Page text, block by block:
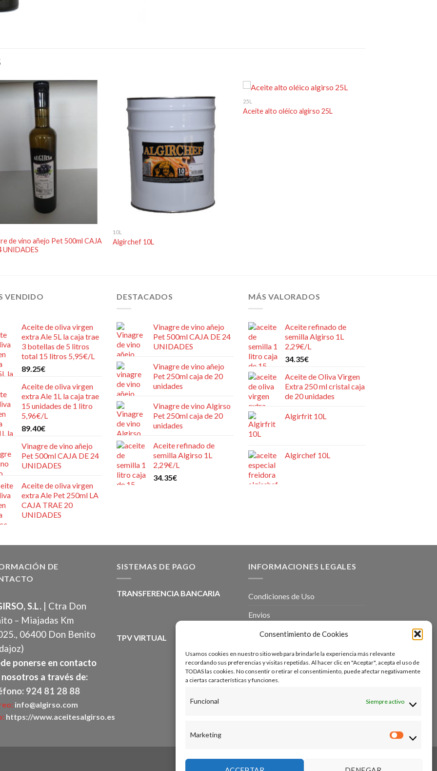
Consentimiento de Cookies
Usamos cookies en nuestro sitio web para brindarle la experiencia más relevante
recordando sus preferencias y visitas repetidas. Al hacer clic en "Aceptar", acepta el uso de
TODAS las cookies. No consentir o retirar el consentimiento, puede afectar negativamente
a ciertas características y funciones.
Funcional Siempre activo
Marketing
de vino añejo Pet 500ml CAJA
UNIDADES
Añadir
a la
lista de
10L
Algirchef 10L
25L
Aceite alto oléico algirso 25L
VENDIDO
Aceite de oliva virgen
extra Ale 5L la caja trae
3 botellas de 5 litros
total 15 litros 5,95€/L
89.25€
Aceite de oliva virgen
extra Ale 1L la caja trae
15 unidades de 1 litro
5,96€/L
89.40€
Vinagre de vino añejo
Pet 500ml CAJA DE 24
UNIDADES
Aceite de oliva virgen
extra Ale Pet 250ml LA
CAJA TRAE 20
UNIDADES
DESTACADOS
Vinagre de vino añejo
Pet 500ml CAJA DE 24
UNIDADES
Vinagre de vino añejo
Pet 250ml caja de 20
unidades
Vinagre de vino Algirso
Pet 250ml caja de 20
unidades
Aceite refinado de
semilla Algirso 1L
2,29€/L
34.35€
MÁS VALORADOS
Aceite refinado de
semilla Algirso 1L
2,29€/L
34.35€
Aceite de Oliva Virgen
Extra 250 ml cristal caja
de 20 unidades
Algirfrit 10L
Algirchef 10L
DE
S.L. | Ctra Don
– Miajadas Km
06400 Don Benito
ponerse en contacto
nosotros a través de:
924 81 28 88
info@algirso.com
https://www.aceitesalgirso.es
SISTEMAS DE PAGO
TRANSFERENCIA BANCARIA
TPV VIRTUAL
INFORMACIONES LEGALES
Condiciones de Uso
Envios
Entregas – Garantía
Devoluciones – Cancelaciones
Formas y Condiciones de Pago